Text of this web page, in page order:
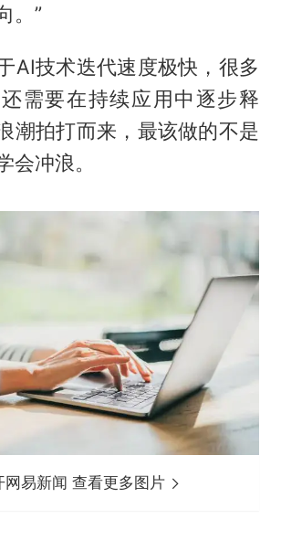
。”
AI技术迭代速度极快，很多
需要在持续应用中逐步释
潮拍打而来，最该做的不是
会冲浪。
网易新闻 查看更多图片